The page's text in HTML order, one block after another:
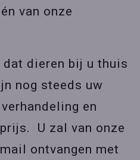
van onze
dieren bij u thuis
nog steeds uw
en
U zal van onze
ontvangen met